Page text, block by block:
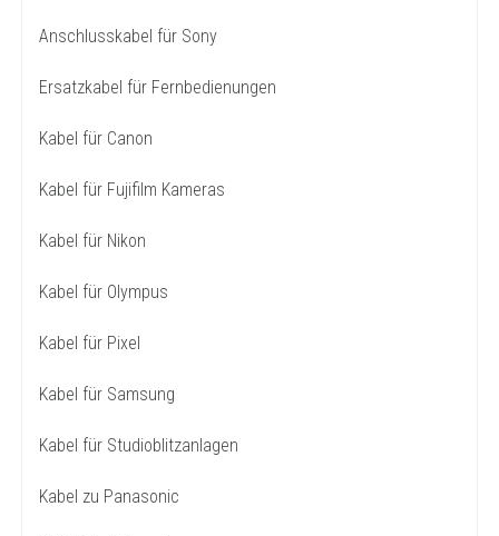
Anschlusskabel für Sony
Ersatzkabel für Fernbedienungen
Kabel für Canon
Kabel für Fujifilm Kameras
Kabel für Nikon
Kabel für Olympus
Kabel für Pixel
Kabel für Samsung
Kabel für Studioblitzanlagen
Kabel zu Panasonic